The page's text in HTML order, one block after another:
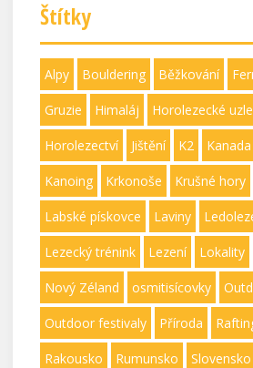
Štítky
Alpy Bouldering Běžkování
Gruzie Himaláj Horolezecké uzle
Horolezectví Jištění K2 Kanada
Kanoing Krkonoše Krušné hory
Labské pískovce Laviny
Lezecký trénink Lezení Lokality
Nový Zéland osmitisícovky
Outdoor festivaly Příroda
Rakousko Rumunsko Slovensko